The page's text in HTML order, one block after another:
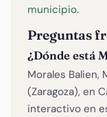
municipio.
Preguntas
¿Dónde está
Morales Balien,
(Zaragoza), en
interactivo en